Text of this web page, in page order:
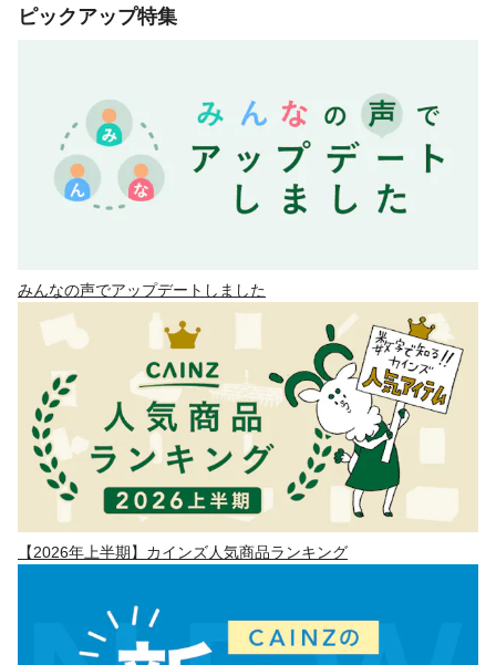
ピックアップ特集
みんなの声でアップデートしました
【2026年上半期】カインズ人気商品ランキング